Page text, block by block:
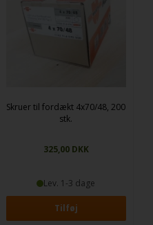
udseende i hverdagen.
Skruer til fordækt 4x70/48, 200
stk.
325,00DKK
Lev. 1-3 dage